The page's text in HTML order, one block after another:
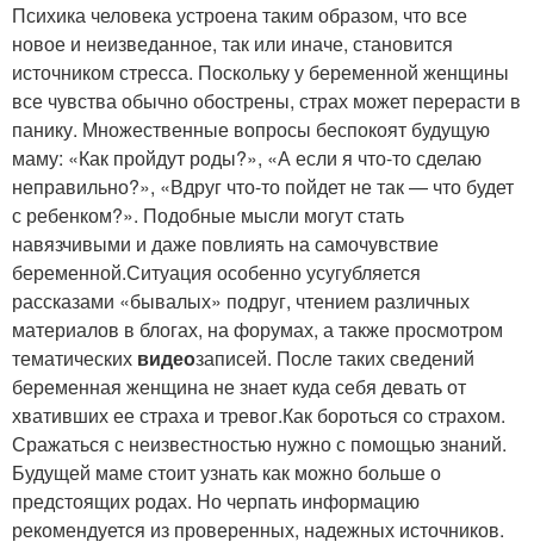
Психика человека устроена таким образом, что все
новое и неизведанное, так или иначе, становится
источником стресса. Поскольку у беременной женщины
все чувства обычно обострены, страх может перерасти в
панику. Множественные вопросы беспокоят будущую
маму: «Как пройдут роды?», «А если я что-то сделаю
неправильно?», «Вдруг что-то пойдет не так — что будет
с ребенком?». Подобные мысли могут стать
навязчивыми и даже повлиять на самочувствие
беременной.Ситуация особенно усугубляется
рассказами «бывалых» подруг, чтением различных
материалов в блогах, на форумах, а также просмотром
тематических видеозаписей. После таких сведений
беременная женщина не знает куда себя девать от
хвативших ее страха и тревог.Как бороться со страхом.
Сражаться с неизвестностью нужно с помощью знаний.
Будущей маме стоит узнать как можно больше о
предстоящих родах. Но черпать информацию
рекомендуется из проверенных, надежных источников.